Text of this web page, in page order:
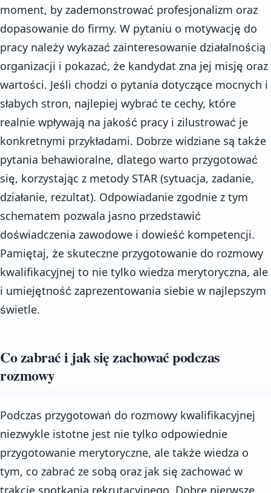
moment, by zademonstrować profesjonalizm oraz
dopasowanie do firmy. W pytaniu o motywację do
pracy należy wykazać zainteresowanie działalnością
organizacji i pokazać, że kandydat zna jej misję oraz
wartości. Jeśli chodzi o pytania dotyczące mocnych i
słabych stron, najlepiej wybrać te cechy, które
realnie wpływają na jakość pracy i zilustrować je
konkretnymi przykładami. Dobrze widziane są także
pytania behawioralne, dlatego warto przygotować
się, korzystając z metody STAR (sytuacja, zadanie,
działanie, rezultat). Odpowiadanie zgodnie z tym
schematem pozwala jasno przedstawić
doświadczenia zawodowe i dowieść kompetencji.
Pamiętaj, że skuteczne przygotowanie do rozmowy
kwalifikacyjnej to nie tylko wiedza merytoryczna, ale
i umiejętność zaprezentowania siebie w najlepszym
świetle.
Co zabrać i jak się zachować podczas
rozmowy
Podczas przygotowań do rozmowy kwalifikacyjnej
niezwykle istotne jest nie tylko odpowiednie
przygotowanie merytoryczne, ale także wiedza o
tym, co zabrać ze sobą oraz jak się zachować w
trakcie spotkania rekrutacyjnego. Dobre pierwsze